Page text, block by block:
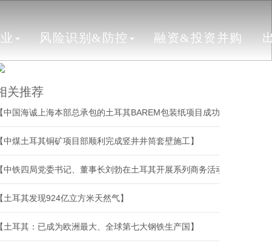
风险识别&防控 融资&投资并购
关推荐
【中国海诚上海本部总承包的土耳其BAREM包装纸项目成功开机】
【中煤土耳其铜矿项目部顺利完成竖井井筒套壁施工】
【中铁四局党委书记、董事长刘勃在土耳其开展系列商务活动】
【土耳其发现924亿立方米天然气】
【土耳其：已成为欧洲最大、全球第七大钢铁生产国】